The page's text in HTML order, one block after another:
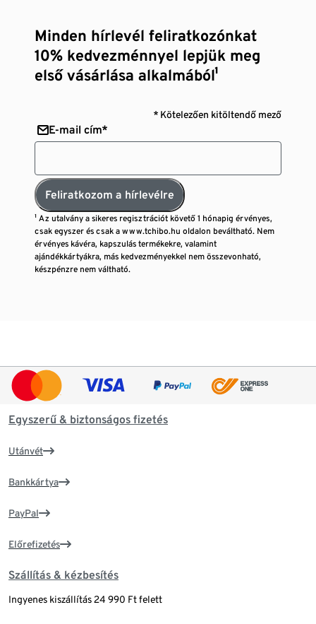
Minden hírlevél feliratkozónkat
10% kedvezménnyel lepjük meg
első vásárlása alkalmából¹
* Kötelezően kitöltendő mező
E-mail cím*
Feliratkozom a hírlevélre
¹ Az utalvány a sikeres regisztrációt követő 1 hónapig érvényes,
csak egyszer és csak a www.tchibo.hu oldalon beváltható. Nem
érvényes kávéra, kapszulás termékekre, valamint
ajándékkártyákra, más kedvezményekkel nem összevonható,
készpénzre nem váltható.
Egyszerű & biztonságos fizetés
Utánvét
Bankkártya
PayPal
Előrefizetés
Szállítás & kézbesítés
Ingyenes kiszállítás 24 990 Ft felett